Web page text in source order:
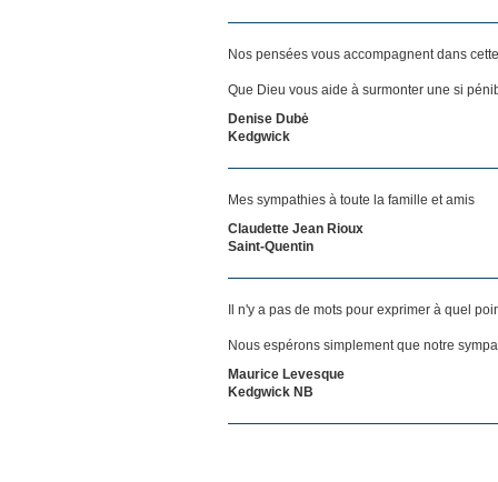
Nos pensées vous accompagnent dans
Que Dieu vous aide à surmonter une si
Denise Dubė
Kedgwick
Mes sympathies à toute la famille et amis
Claudette Jean Rioux
Saint-Quentin
Il n'y a pas de mots pour exprimer à quel
Nous espérons simplement que notre
Maurice Levesque
Kedgwick NB